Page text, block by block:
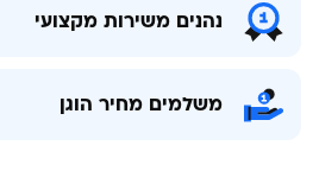
נהנים משירות מקצועי
משלמים מחיר הוגן